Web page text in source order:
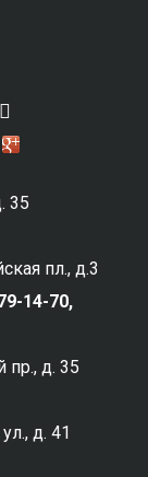
35
пл., д.3
14-70,
пр., д. 35
д. 41